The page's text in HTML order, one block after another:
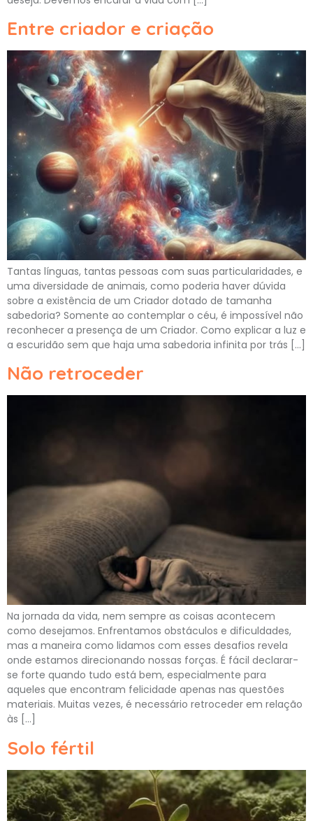
Entre criador e criação
Tantas línguas, tantas pessoas com suas particularidades, e
uma diversidade de animais, como poderia haver dúvida
sobre a existência de um Criador dotado de tamanha
sabedoria? Somente ao contemplar o céu, é impossível não
reconhecer a presença de um Criador. Como explicar a luz e
a escuridão sem que haja uma sabedoria infinita por trás […]
Não retroceder
Na jornada da vida, nem sempre as coisas acontecem
como desejamos. Enfrentamos obstáculos e dificuldades,
mas a maneira como lidamos com esses desafios revela
onde estamos direcionando nossas forças. É fácil declarar-
se forte quando tudo está bem, especialmente para
aqueles que encontram felicidade apenas nas questões
materiais. Muitas vezes, é necessário retroceder em relação
às […]
Solo fértil